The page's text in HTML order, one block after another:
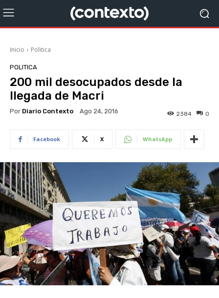
Inicio Politica
POLITICA
200 mil desocupados desde la
llegada de Macri
Por Diario Contexto Ago 24, 2016 0
2384
Facebook X WhatsApp